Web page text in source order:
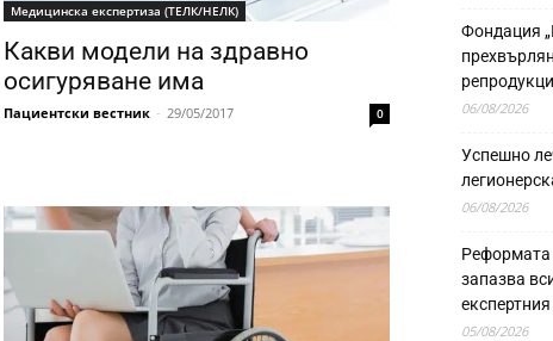
Медицинска експертиза (ТЕЛК/НЕЛК)
Какви модели на здравно
осигуряване има
Пациентски вестник - 29/05/2017 0
Фондация
06/08/2026
Успешно
06/08/2026
Реформата
запазва
05/08/2026